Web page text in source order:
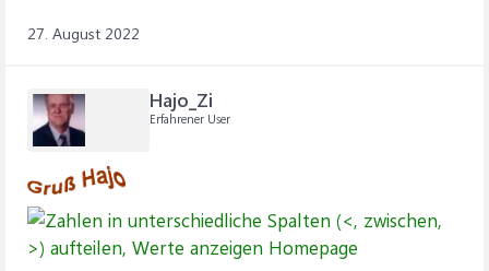
27. August 2022
Hajo_Zi
Erfahrener User